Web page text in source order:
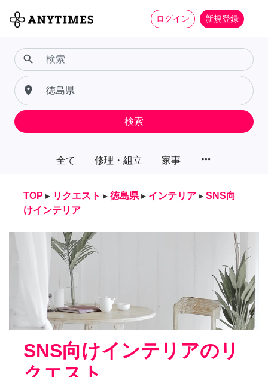
ログイン 新規登録
全て 修理・組立 家事 more_horiz
search
place
検索
TOP ▸ リクエスト ▸ 徳島県 ▸ インテリア ▸ SNS向
けインテリア
SNS向けインテリアのリ